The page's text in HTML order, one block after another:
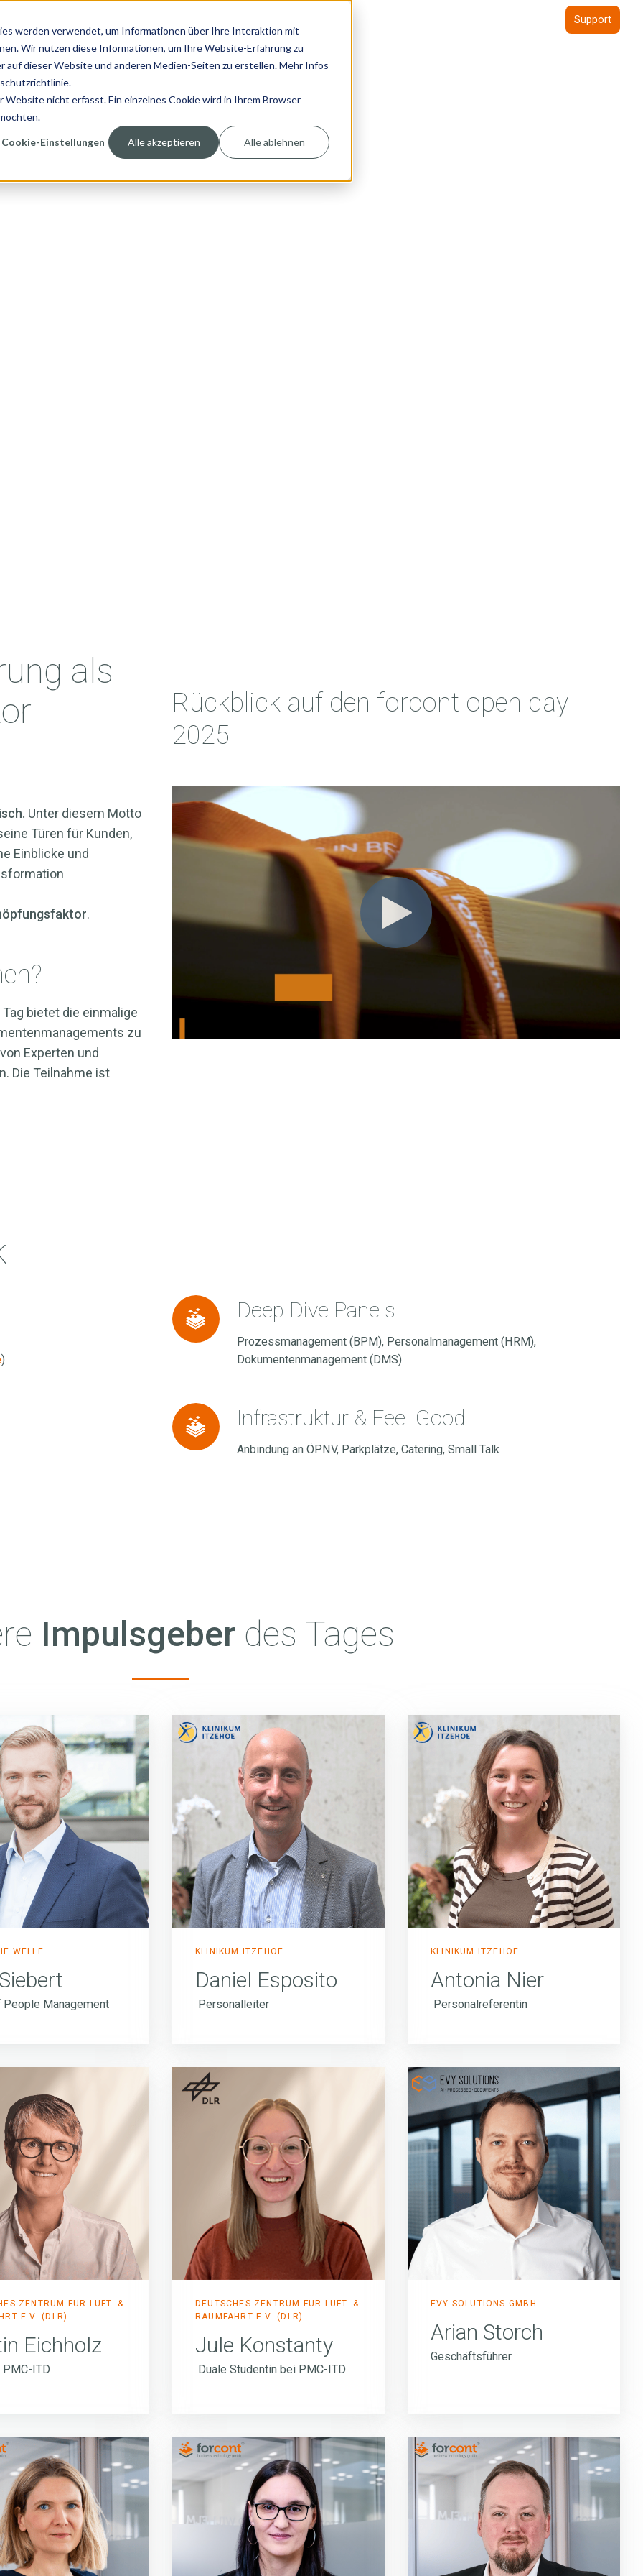
werden verwendet, um Informationen über Ihre Interaktion mit
Wir nutzen diese Informationen, um Ihre Website-Erfahrung zu
dieser Website und anderen Medien-Seiten zu erstellen. Mehr Infos
nicht erfasst. Ein einzelnes Cookie wird in Ihrem Browser
Cookie-Einstellungen Alle akzeptieren Alle ablehnen
Support
als
Unter diesem Motto
Türen für Kunden,
Einblicke und
.
bietet die einmalige
zu
Experten und
Die Teilnahme ist
Rückblick auf den forcont open day
2025
)
Deep Dive Panels
Prozessmanagement (BPM), Personalmanagement (HRM),
Dokumentenmanagement (DMS)
Deep
Dive
Panels
Infrastruktur & Feel Good
Anbindung an ÖPNV, Parkplätze, Catering, Small Talk
Infrastruktur
&
Feel
Impulsgeber des Tages
WELLE
People Management
KLINIKUM ITZEHOE
Daniel Esposito
Personalleiter
KLINIKUM ITZEHOE
Antonia Nier
Personalreferentin
ZENTRUM FÜR LUFT- &
E.V. (DLR)
Eichholz
ITD
DEUTSCHES ZENTRUM FÜR LUFT- &
RAUMFAHRT E.V. (DLR)
Jule Konstanty
Duale Studentin bei PMC-ITD
EVY SOLUTIONS GMBH
Arian Storch
Geschäftsführer